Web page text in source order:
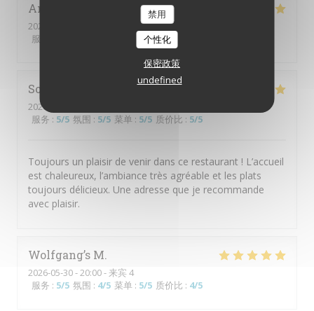
禁用
个性化
保密政策
undefined
Anais
2026-07-17
服务
/5 质价比
Sofy
2026-07-09
服务 : 5/5 氛围 : 5/5 菜单 : 5/5 质价比 : 5/5
Toujours un plaisir de venir dans ce restaurant ! L’accueil
est chaleureux, l’ambiance très agréable et les plats
toujours délicieux. Une adresse que je recommande
avec plaisir.
Wolfgang’s M
2026-05-30- 20:00 - 来宾 4
服务 : 5/5 氛围 : 4/5 菜单 : 5/5 质价比 : 4/5